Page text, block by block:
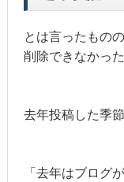
とは言ったもの
削除できなかっ
去年投稿した季
「去年はブログ